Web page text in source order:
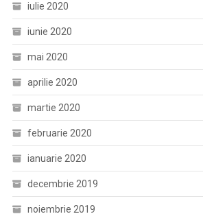
iulie 2020
iunie 2020
mai 2020
aprilie 2020
martie 2020
februarie 2020
ianuarie 2020
decembrie 2019
noiembrie 2019